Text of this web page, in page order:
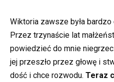
Wiktoria zawsze była bardzo
Przez trzynaście lat
powiedzieć do mnie
jej przeszło przez głowę i
dość i chce rozwodu. Teraz